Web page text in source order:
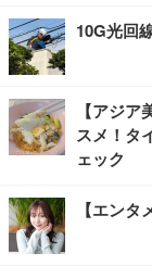
10G光回
【アジ
スメ！タ
ェック
【エン